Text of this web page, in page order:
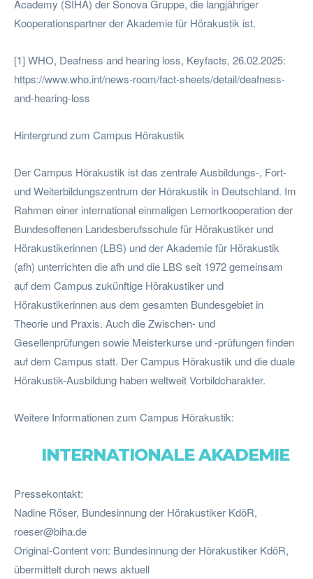
Academy (SIHA) der Sonova Gruppe, die langjähriger
Kooperationspartner der Akademie für Hörakustik ist.
[1] WHO, Deafness and hearing loss, Keyfacts, 26.02.2025:
https://www.who.int/news-room/fact-sheets/detail/deafness-
and-hearing-loss
Hintergrund zum Campus Hörakustik
Der Campus Hörakustik ist das zentrale Ausbildungs-, Fort-
und Weiterbildungszentrum der Hörakustik in Deutschland. Im
Rahmen einer international einmaligen Lernortkooperation der
Bundesoffenen Landesberufsschule für Hörakustiker und
Hörakustikerinnen (LBS) und der Akademie für Hörakustik
(afh) unterrichten die afh und die LBS seit 1972 gemeinsam
auf dem Campus zukünftige Hörakustiker und
Hörakustikerinnen aus dem gesamten Bundesgebiet in
Theorie und Praxis. Auch die Zwischen- und
Gesellenprüfungen sowie Meisterkurse und -prüfungen finden
auf dem Campus statt. Der Campus Hörakustik und die duale
Hörakustik-Ausbildung haben weltweit Vorbildcharakter.
Weitere Informationen zum Campus Hörakustik:
INTERNATIONALE AKADEMIE
Pressekontakt:
Nadine Röser, Bundesinnung der Hörakustiker KdöR,
roeser@biha.de
Original-Content von: Bundesinnung der Hörakustiker KdöR,
übermittelt durch news aktuell